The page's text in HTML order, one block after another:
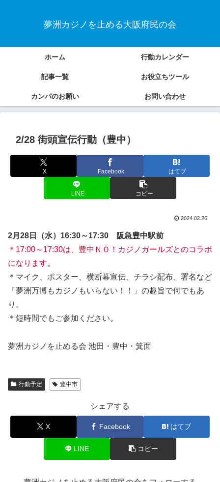
夢洲カジノを止める大阪府民の会
ホーム 行動カレンダー
記事一覧 お役立ちツール
カンパのお願い お問い合わせ
2/28 街頭宣伝行動（豊中）
X Facebook はてブ
LINE コピー
2024.02.26
2月28日（水）16:30～17:30 阪急豊中駅前
＊17:00～17:30は、豊中ＮＯ！カジノガールズとのコラボ
になります。
＊マイク、ポスター、横断幕宣伝、チラシ配布、署名など
「夢洲万博もカジノもいらない！！」の趣旨で何でもあ
り。
＊短時間でもご参加ください。
夢洲カジノを止める会 池田・豊中・箕面
行動予定 豊中市
シェアする
X Facebook はてブ
LINE コピー